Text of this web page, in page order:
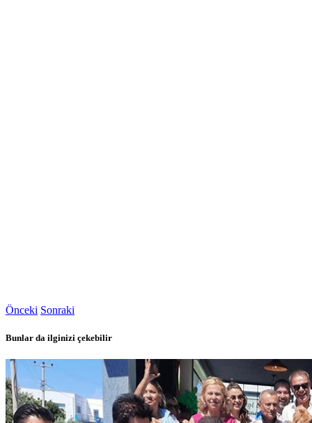
Önceki Sonraki
Bunlar da ilginizi çekebilir